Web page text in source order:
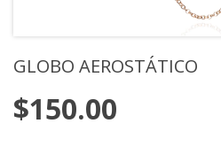
GLOBO AEROSTÁTICO
$150.00